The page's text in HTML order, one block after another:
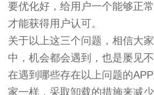
要优化好，给用户一个能够正
才能获得用户认可。
关于以上这三个问题，相信大
中，机会都会遇到，也是屡见
在遇到哪些存在以上问题的
家一样，采取卸载的措施来减